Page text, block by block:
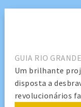
GUIA RIO
Um brilhante
disposta a
revolucionários